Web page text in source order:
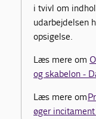
i tvivl om
udarbejdelsen
opsigelse.
Læs mere om
og skabelon -
Læs mere om
øger